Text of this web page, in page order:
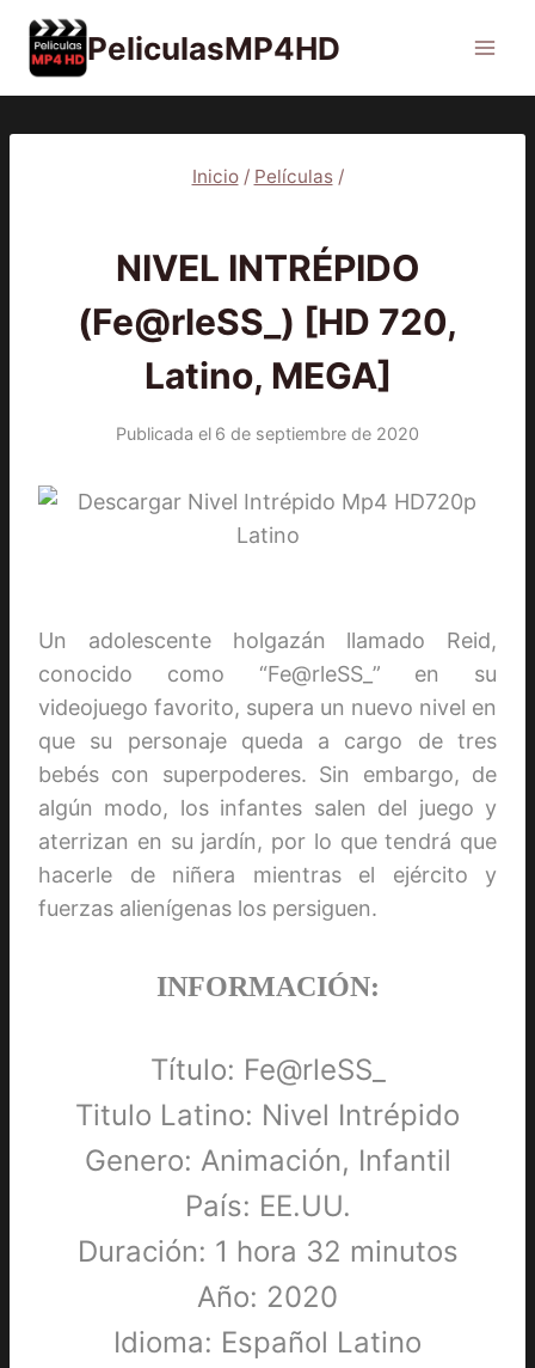
Saltar
contenido
PeliculasMP4HD
Inicio / Películas /
NIVEL INTRÉPIDO
(Fe@rleSS_) [HD 720,
Latino, MEGA]
Publicada el 6 de septiembre de 2020
Un adolescente holgazán llamado Reid,
conocido como “Fe@rleSS_” en su
videojuego favorito, supera un nuevo nivel en
que su personaje queda a cargo de tres
bebés con superpoderes. Sin embargo, de
algún modo, los infantes salen del juego y
aterrizan en su jardín, por lo que tendrá que
hacerle de niñera mientras el ejército y
fuerzas alienígenas los persiguen.
INFORMACIÓN:
Título: Fe@rleSS_
Titulo Latino: Nivel Intrépido
Genero: Animación, Infantil
País: EE.UU.
Duración: 1 hora 32 minutos
Año: 2020
Idioma: Español Latino